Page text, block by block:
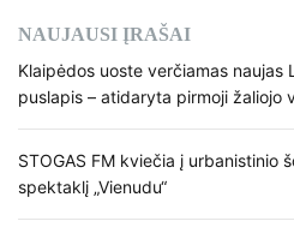
NAUJAUSI ĮRAŠAI
Klaipėdos uoste verčiamas naujas
puslapis – atidaryta pirmoji žaliojo
STOGAS FM kviečia į urbanistinio
spektaklį „Vienudu“